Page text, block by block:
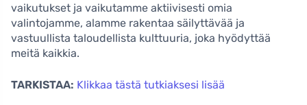
vaikutukset ja vaikutamme aktiivisesti omia
valintojamme, alamme rakentaa säilyttävää ja
vastuullista taloudellista kulttuuria, joka hyödyttää
meitä kaikkia.
TARKISTAA: Klikkaa tästä tutkiaksesi lisää